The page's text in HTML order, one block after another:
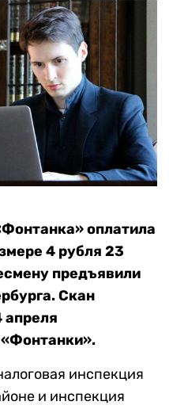
оплатила
4 рубля 23
предъявили
Скан
апреля
«Фонтанки».
инспекция
и инспекция